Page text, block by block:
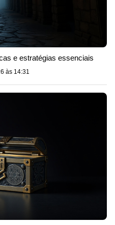
e estratégias essenciais
às 14:31